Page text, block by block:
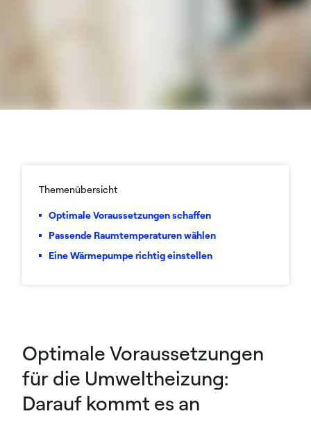
Themenübersicht
Optimale Voraussetzungen schaffen
Passende Raumtemperaturen wählen
Eine Wärmepumpe richtig einstellen
Optimale Voraussetzungen
für die Umweltheizung:
Darauf kommt es an